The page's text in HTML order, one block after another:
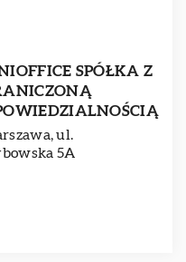
SPÓŁKA Z
ul.
5A